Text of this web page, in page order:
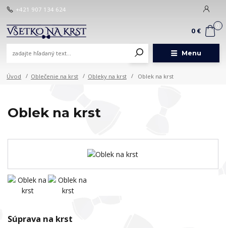
Menu
+421 907 134 624
0
0 €
Úvod Oblečenie na krst Obleky na krst Oblek na krst
Oblek na krst
Súprava na krst